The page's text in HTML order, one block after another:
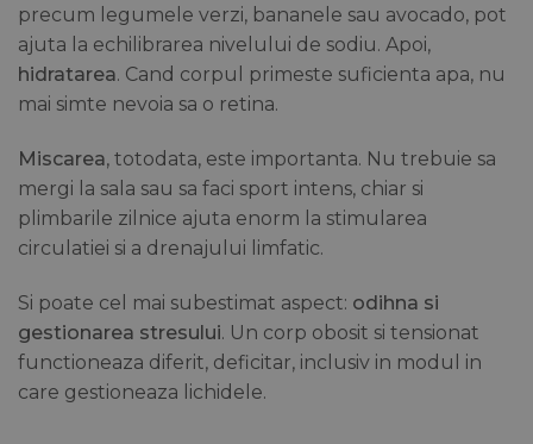
precum legumele verzi, bananele sau avocado, pot
ajuta la echilibrarea nivelului de sodiu. Apoi,
hidratarea. Cand corpul primeste suficienta apa, nu
mai simte nevoia sa o retina.
Miscarea, totodata, este importanta. Nu trebuie sa
mergi la sala sau sa faci sport intens, chiar si
plimbarile zilnice ajuta enorm la stimularea
circulatiei si a drenajului limfatic.
Si poate cel mai subestimat aspect: odihna si
gestionarea stresului. Un corp obosit si tensionat
functioneaza diferit, deficitar, inclusiv in modul in
care gestioneaza lichidele.